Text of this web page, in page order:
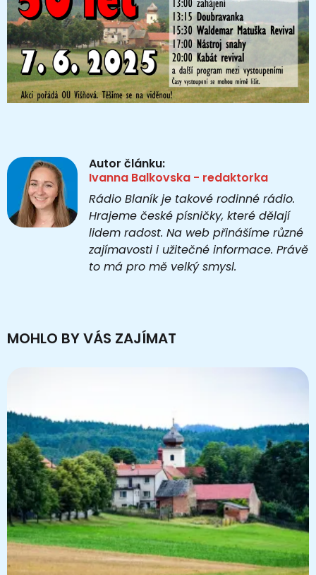
Autor článku:
Ivanna Balkovska - redaktorka
Rádio Blaník je takové rodinné rádio.
Hrajeme české písničky, které dělají
lidem radost. Na web přinášíme různé
zajímavosti i užitečné informace. Právě
to má pro mě velký smysl.
MOHLO BY VÁS ZAJÍMAT